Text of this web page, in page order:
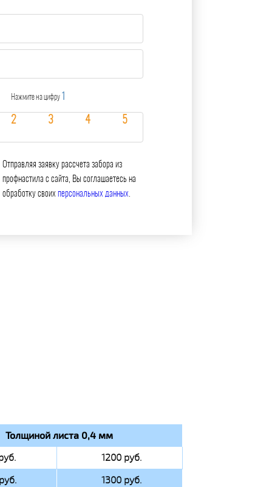
Нажмите на цифру 1
Отправляя заявку рассчета забора из
профнастила с сайта, Вы соглашаетесь на
обработку своих персональных данных
Толщиной листа 0,4 мм
1200 руб.
1300 руб.